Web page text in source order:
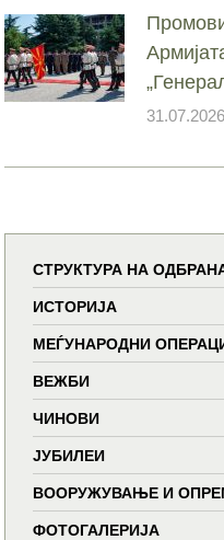
31.07.2026
СТРУКТУРА НА
ИСТОРИЈА
МЕЃУНАРОДНИ
ВЕЖБИ
ЧИНОВИ
ЈУБИЛЕИ
ВООРУЖУВАЊЕ И
ФОТОГАЛЕРИЈА